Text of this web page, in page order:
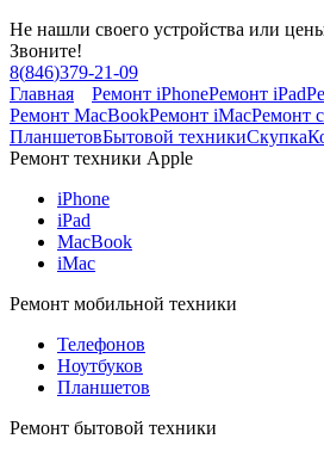
Не нашли своего устройства или
Звоните!
8(846)379-21-09
Главная
Ремонт iPhoneРемонт iPad
Ремонт MacBookРемонт iMacРемонт
ПланшетовБытовой техникиСкупка
Ремонт техники Apple
iPhone
iPad
MacBook
iMac
Ремонт мобильной техники
Телефонов
Ноутбуков
Планшетов
Ремонт бытовой техники